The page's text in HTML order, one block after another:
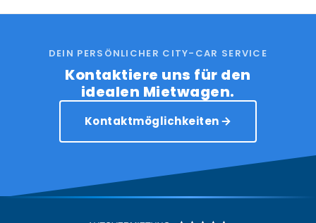
DEIN PERSÖNLICHER CITY-CAR SERVICE
Kontaktiere uns für den
idealen Mietwagen.
Kontaktmöglichkeiten